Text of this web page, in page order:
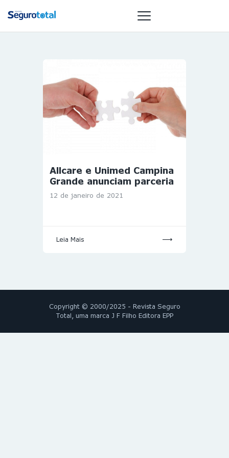
REVISTA
ESPECIAIS
GAIVOTA DE
OURO
GESTORAS
HOMEST
Allcare e Unimed Campina
Grande anunciam parceria
12 de janeiro de 2021
Leia Mais
Copyright © 2000/2025 - Revista Seguro
Total, uma marca J F Filho Editora EPP